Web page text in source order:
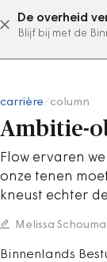
De overheid
Blijf bij met de
carrière column
Ambitie-
Flow ervaren
onze tenen
kneust echter
Melissa
Binnenlands